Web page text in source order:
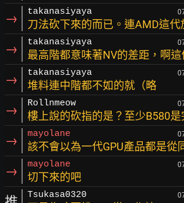
→ takanasiyaya
刀法砍下來的而已。連AMD這代
→ takanasiyaya
最高階都意味著NV的差距，啊這
→ takanasiyaya
堆料連中階都不如的就（略
→ Rollnmeow
樓上說的砍指的是？至少B580是
→ mayolane
該不會以為一代GPU產品都是從
→ mayolane
切下來的吧
Tsukasa0320